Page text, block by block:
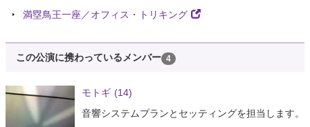
満塁鳥王一座／オフィス・トリキング
この公演に携わっているメンバー 4
モトギ (14)
音響システムプランとセッティングを担当します。